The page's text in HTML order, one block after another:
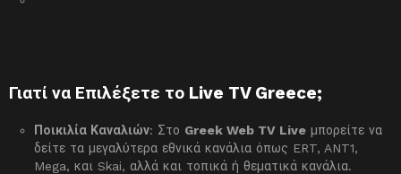
Γιατί να Επιλέξετε το Live TV Greece;
Ποικιλία Καναλιών: Στο Greek Web TV Live μπορείτε να
δείτε τα μεγαλύτερα εθνικά κανάλια όπως ERT, ANT1,
Mega, και Skai, αλλά και τοπικά ή θεματικά κανάλια.